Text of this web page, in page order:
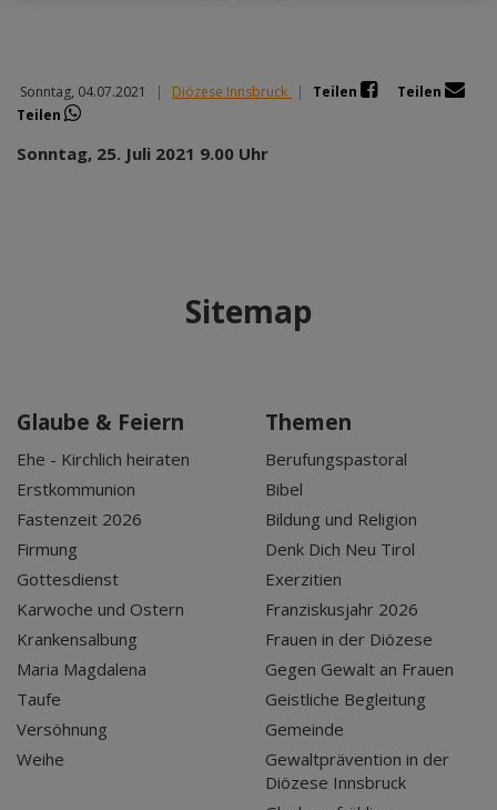
Sonntag, 04.07.2021 | Diözese Innsbruck | Teilen
Teilen
Teilen
Sonntag, 25. Juli 2021 9.00 Uhr
Sitemap
Glaube & Feiern
Ehe - Kirchlich heiraten
Erstkommunion
Fastenzeit 2026
Firmung
Gottesdienst
Karwoche und Ostern
Krankensalbung
Maria Magdalena
Taufe
Versöhnung
Weihe
Themen
Berufungspastoral
Bibel
Bildung und Religion
Denk Dich Neu Tirol
Exerzitien
Franziskusjahr 2026
Frauen in der Diözese
Gegen Gewalt an Frauen
Geistliche Begleitung
Gemeinde
Gewaltprävention in der
Diözese Innsbruck